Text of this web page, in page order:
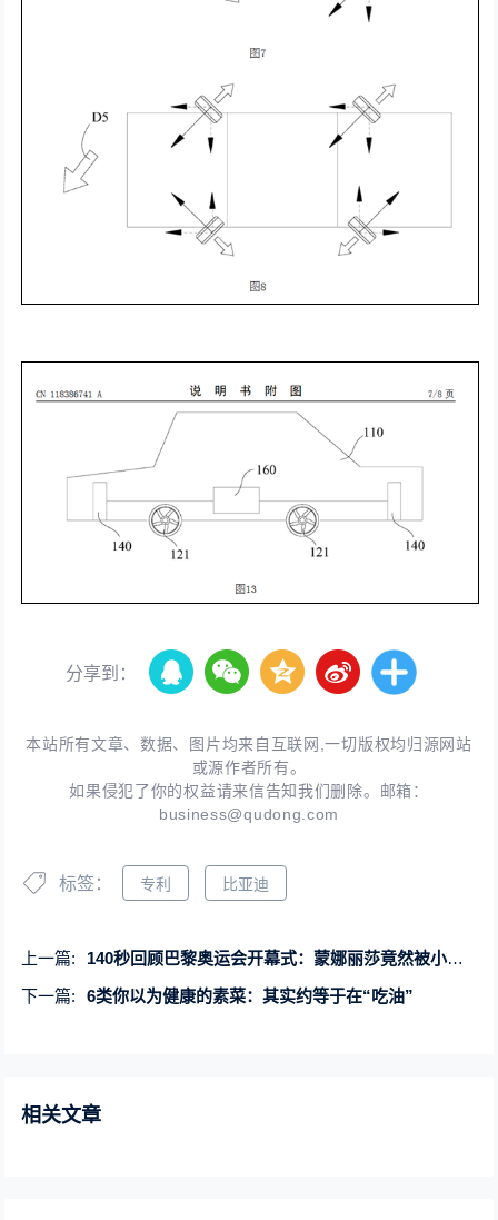
分享到：
本站所有文章、数据、图片均来自互联网,一切版权均归源网站
或源作者所有。
如果侵犯了你的权益请来信告知我们删除。邮箱：
business@qudong.com
标签： 专利 比亚迪
上一篇:
140秒回顾巴黎奥运会开幕式：蒙娜丽莎竟然被小黄人偷走了
下一篇:
6类你以为健康的素菜：其实约等于在“吃油”
相关文章